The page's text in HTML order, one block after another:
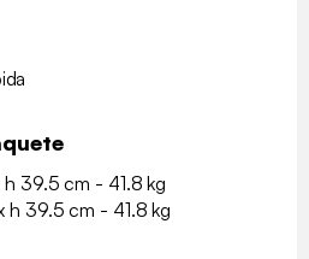
h 39.5 cm - 41.8 kg
h 39.5 cm - 41.8 kg